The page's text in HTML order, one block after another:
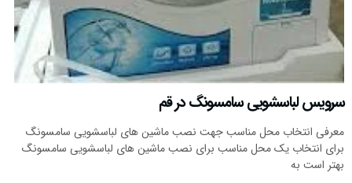
سرویس لباسشویی سامسونگ در قم
معرفی انتخاب محل مناسب جهت نصب ماشین های لباسشویی سامسونگ
برای انتخاب یک محل مناسب برای نصب ماشین های لباسشویی سامسونگ
بهتر است به